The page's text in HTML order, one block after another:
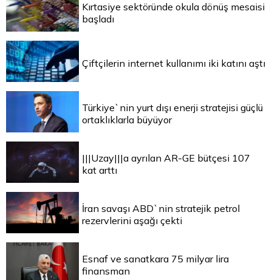
Kırtasiye sektöründe okula dönüş mesaisi
başladı
Çiftçilerin internet kullanımı iki katını aştı
Türkiye`nin yurt dışı enerji stratejisi güçlü
ortaklıklarla büyüyor
|||Uzay|||a ayrılan AR-GE bütçesi 107
kat arttı
İran savaşı ABD`nin stratejik petrol
rezervlerini aşağı çekti
Esnaf ve sanatkara 75 milyar lira
finansman